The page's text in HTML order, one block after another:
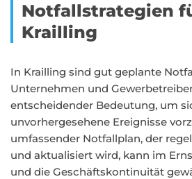
Notfallstrategien
Krailling
In Krailling sind gut geplante
Unternehmen und
entscheidender Bedeutung, um
unvorhergesehene Ereignisse
umfassender Notfallplan, der
und aktualisiert wird, kann im
und die Geschäftskontinuität